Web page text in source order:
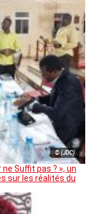
© (JDC)
ne Suffit pas ? », un
sur les réalités du